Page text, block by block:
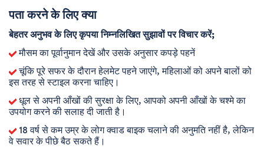
पता करने के लिए क्या
बेहतर अनुभव के लिए कृपया निम्नलिखित सुझावों पर विचार करें;
मौसम का पूर्वानुमान देखें और उसके अनुसार कपड़े पहनें
चूंकि पूरे सफर के दौरान हेलमेट पहने जाएंगे, महिलाओं को अपने बालों को
इस तरह से स्टाइल करना चाहिए।
धूल से अपनी आँखों की सुरक्षा के लिए, आपको अपनी आँखों के चश्मे का
उपयोग करने की सलाह दी जाती है।
18 वर्ष से कम उम्र के लोग क्वाड बाइक चलाने की अनुमति नहीं है, लेकिन
वे सवार के पीछे बैठ सकते हैं।